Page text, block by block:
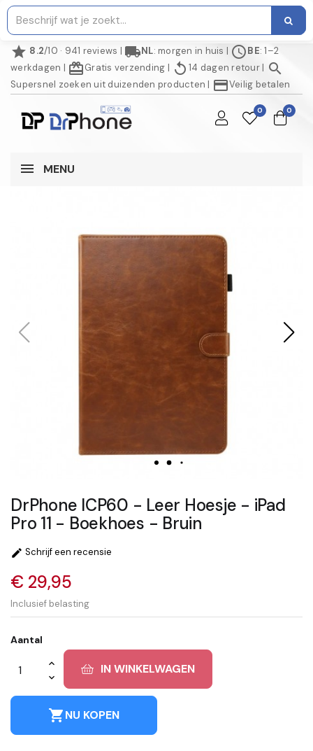
star 8.2/10 · 941 reviews | local_shippingNL: morgen in huis | scheduleBE: 1–2
werkdagen | redeemGratis verzending | replay 14 dagen retour| search
Supersnel zoeken uit duizenden producten | credit_cardVeilig betalen
0 0
MENU
DrPhone ICP60 - Leer Hoesje - iPad
Pro 11 - Boekhoes - Bruin
 Schrijf een recensie
€ 29,95
Inclusief belasting
Aantal
IN WINKELWAGEN
shopping_cartNU KOPEN